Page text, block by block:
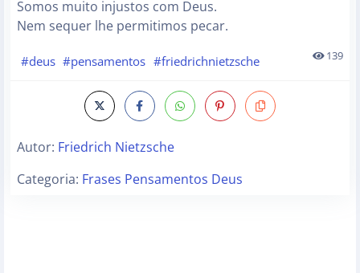
Somos muito injustos com Deus.
Nem sequer lhe permitimos pecar.
#deus #pensamentos #friedrichnietzsche 139
Autor: Friedrich Nietzsche
Categoria: Frases Pensamentos Deus